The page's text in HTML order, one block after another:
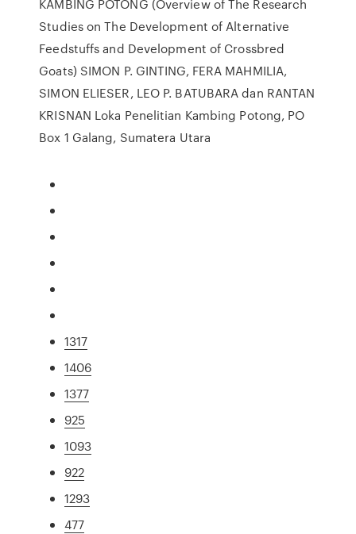
KAMBING POTONG (Overview of The Research
Studies on The Development of Alternative
Feedstuffs and Development of Crossbred
Goats) SIMON P. GINTING, FERA MAHMILIA,
SIMON ELIESER, LEO P. BATUBARA dan RANTAN
KRISNAN Loka Penelitian Kambing Potong, PO
Box 1 Galang, Sumatera Utara
1317
1406
1377
925
1093
922
1293
477